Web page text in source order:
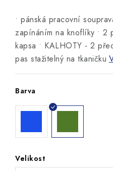
• pánská pracovní
zapínáním na knoflíky • 2
kapsa • KALHOTY - 2
pas stažitelný na tkaničku
Barva
Velikost